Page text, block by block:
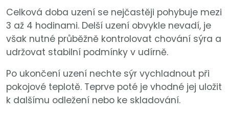
Celková doba uzení se nejčastěji pohybuje mezi
3 až 4 hodinami. Delší uzení obvykle nevadí, je
však nutné průběžně kontrolovat chování sýra a
udržovat stabilní podmínky v udírně.
Po ukončení uzení nechte sýr vychladnout při
pokojové teplotě. Teprve poté je vhodné jej uložit
k dalšímu odležení nebo ke skladování.